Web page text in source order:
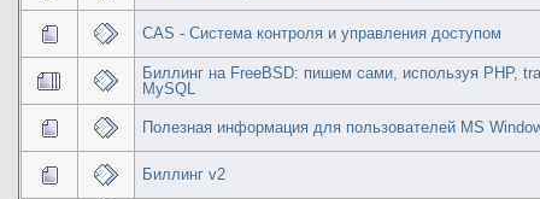
CAS - Система контроля и управления доступом
Биллинг на FreeBSD: пишем сами, используя PHP,
MySQL
Полезная информация для пользователей MS
Биллинг v2